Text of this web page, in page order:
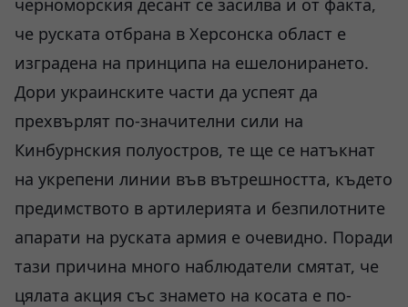
черноморския десант се засилва и от факта,
че руската отбрана в Херсонска област е
изградена на принципа на ешелонирането.
Дори украинските части да успеят да
прехвърлят по-значителни сили на
Кинбурнския полуостров, те ще се натъкнат
на укрепени линии във вътрешността, където
предимството в артилерията и безпилотните
апарати на руската армия е очевидно. Поради
тази причина много наблюдатели смятат, че
цялата акция със знамето на косата е по-